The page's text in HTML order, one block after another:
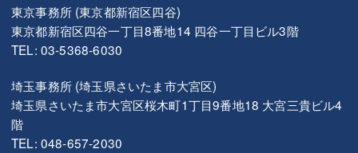
東京事務所 (東京都新宿区四谷)
東京都新宿区四谷一丁目8番地14 四谷一丁目ビル3階
TEL: 03-5368-6030
埼玉事務所 (埼玉県さいたま市大宮区)
埼玉県さいたま市大宮区桜木町1丁目9番地18 大宮三貴ビル4
階
TEL: 048-657-2030